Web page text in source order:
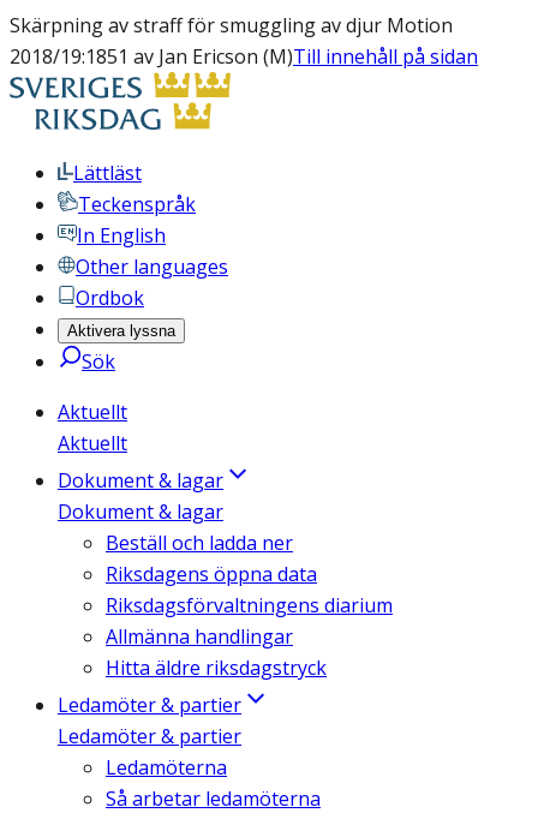
Skärpning av straff för smuggling av djur Motion
2018/19:1851 av Jan Ericson (M)Till innehåll på sidan
Lättläst
Teckenspråk
In English
Other languages
Ordbok
Aktivera lyssna
Sök
Aktuellt
Aktuellt
Dokument & lagar
Dokument & lagar
Beställ och ladda ner
Riksdagens öppna data
Riksdagsförvaltningens diarium
Allmänna handlingar
Hitta äldre riksdagstryck
Ledamöter & partier
Ledamöter & partier
Ledamöterna
Så arbetar ledamöterna